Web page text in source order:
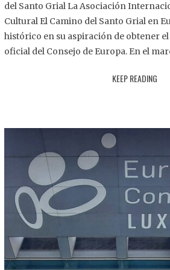
2
2
del Santo Grial La Asociación
Cultural El Camino del Santo Grial en
histórico en su aspiración de obtener
oficial del Consejo de Europa. En el
KEEP READING